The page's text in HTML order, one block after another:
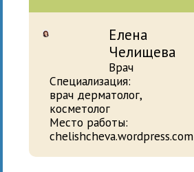
Елена
Челищева
Врач
Специализация:
врач дерматолог,
косметолог
Место работы:
chelishcheva.wordpress.com